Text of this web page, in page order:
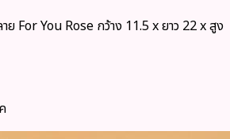
ย For You Rose กว้าง 11.5 x ยาว 22 x สูง